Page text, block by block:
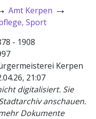
Amt Kerpen →
Sport
- 1908
Kerpen
21:07
digitalisiert. Sie
anschauen.
Dokumente